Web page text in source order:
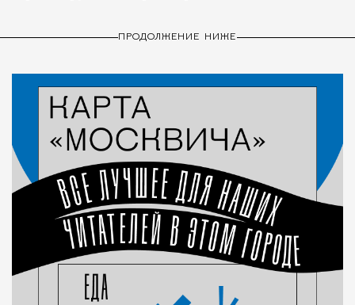
ПРОДОЛЖЕНИЕ НИЖЕ